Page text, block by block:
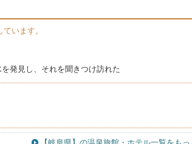
います。
発見し、それを聞きつけ訪れた